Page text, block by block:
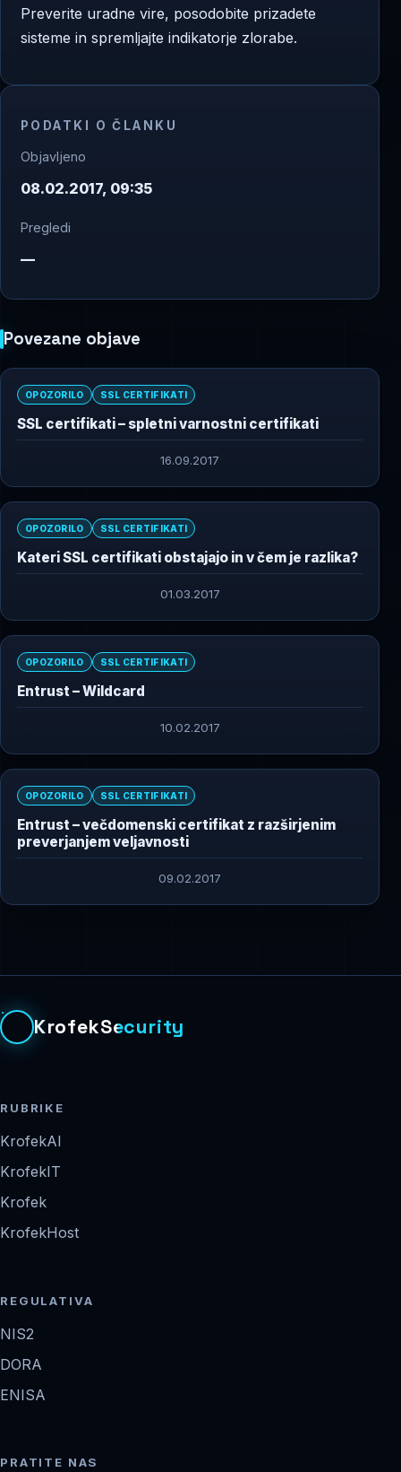
Preverite uradne vire, posodobite prizadete
sisteme in spremljajte indikatorje zlorabe.
PODATKI O ČLANKU
Objavljeno
08.02.2017, 09:35
Pregledi
—
Povezane objave
OPOZORILO SSL CERTIFIKATI
SSL certifikati – spletni varnostni certifikati
16.09.2017
OPOZORILO SSL CERTIFIKATI
Kateri SSL certifikati obstajajo in v čem je razlika?
01.03.2017
OPOZORILO SSL CERTIFIKATI
Entrust – Wildcard
10.02.2017
OPOZORILO SSL CERTIFIKATI
Entrust – večdomenski certifikat z razširjenim
preverjanjem veljavnosti
09.02.2017
KrofekSecurity
RUBRIKE
KrofekAI
KrofekIT
Krofek
KrofekHost
REGULATIVA
NIS2
DORA
ENISA
PRATITE NAS